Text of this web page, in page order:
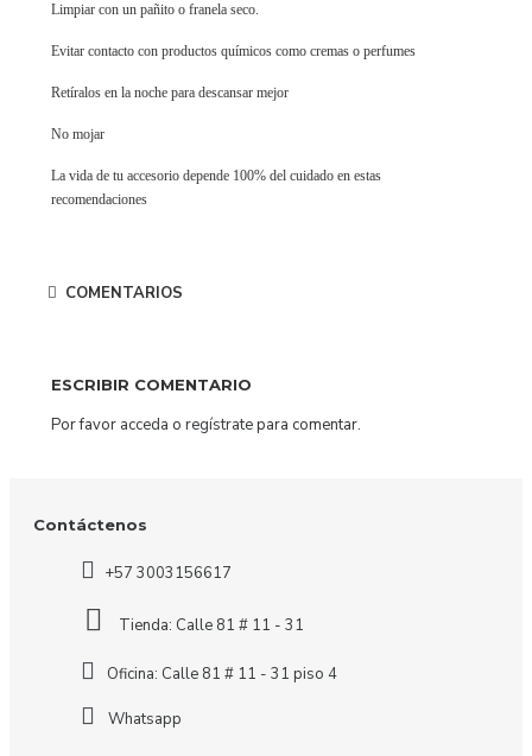
Limpiar con un pañito o franela seco.
Evitar contacto con productos químicos como cremas o perfumes
Retíralos en la noche para descansar mejor
No mojar
La vida de tu accesorio depende 100% del cuidado en estas
recomendaciones
COMENTARIOS
ESCRIBIR COMENTARIO
Por favor acceda o regístratepara comentar.
Contáctenos
+57 3003156617
Tienda: Calle 81 # 11 - 31
Oficina: Calle 81 # 11 - 31 piso 4
Whatsapp